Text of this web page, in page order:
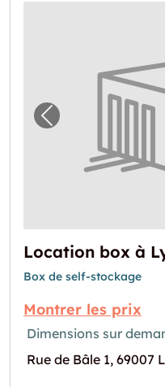
Image
Location box à
Box de self-stockage
Montrer les prix
Dimensions sur
Rue de Bâle 1, 69007